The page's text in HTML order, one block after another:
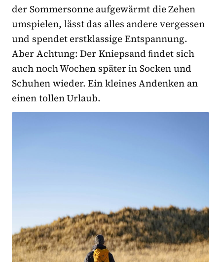
der Sommersonne aufgewärmt die Zehen
umspielen, lässt das alles andere vergessen
und spendet erstklassige Entspannung.
Aber Achtung: Der Kniepsand ﬁndet sich
auch noch Wochen später in Socken und
Schuhen wieder. Ein kleines Andenken an
einen tollen Urlaub.